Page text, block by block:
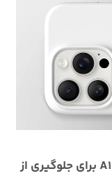
آیا بهترین کاور ضدضربه سامسونگ A15 برای جلوگیری از